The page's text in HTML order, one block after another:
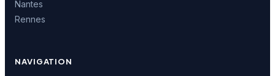
Nantes
Rennes
NAVIGATION